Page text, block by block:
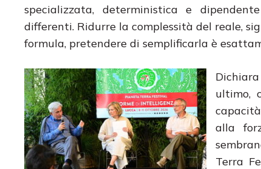
specializzata, deterministica e
differenti. Ridurre la complessità del reale,
formula, pretendere di semplificarla è
Dichiara
ultimo,
alla
Terra